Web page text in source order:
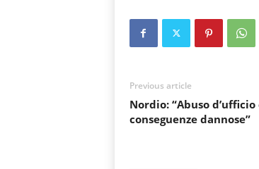
Previous article
Nordio: “Abuso
conseguenze dannose”